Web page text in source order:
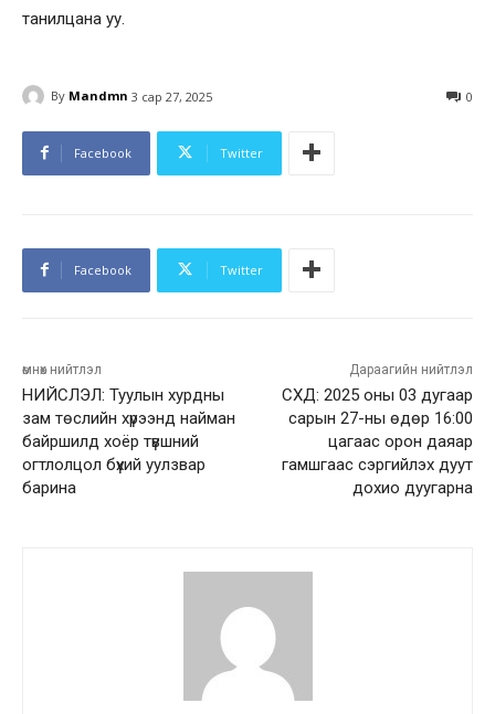
танилцана уу.
By Mandmn 3 сар 27, 2025 0
Facebook Twitter
Facebook Twitter
өмнөх нийтлэл
НИЙСЛЭЛ: Туулын хурдны
зам төслийн хүрээнд найман
байршилд хоёр түвшний
огтлолцол бүхий уулзвар
барина
Дараагийн нийтлэл
СХД: 2025 оны 03 дугаар
сарын 27-ны өдөр 16:00
цагаас орон даяар
гамшгаас сэргийлэх дуут
дохио дуугарна